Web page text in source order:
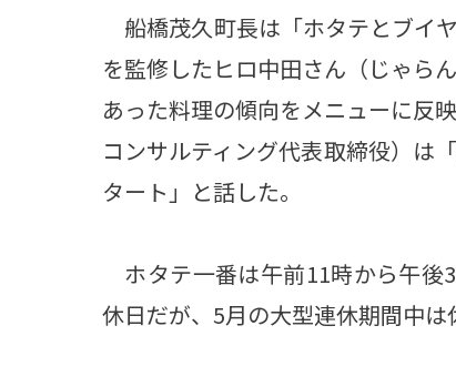
船橋茂久町長は「ホタテとブイ
を監修したヒロ中田さん（じゃら
あった料理の傾向をメニューに反
コンサルティング代表取締役）は
タート」と話した。
ホタテ一番は午前11時から午後
休日だが、5月の大型連休期間中は